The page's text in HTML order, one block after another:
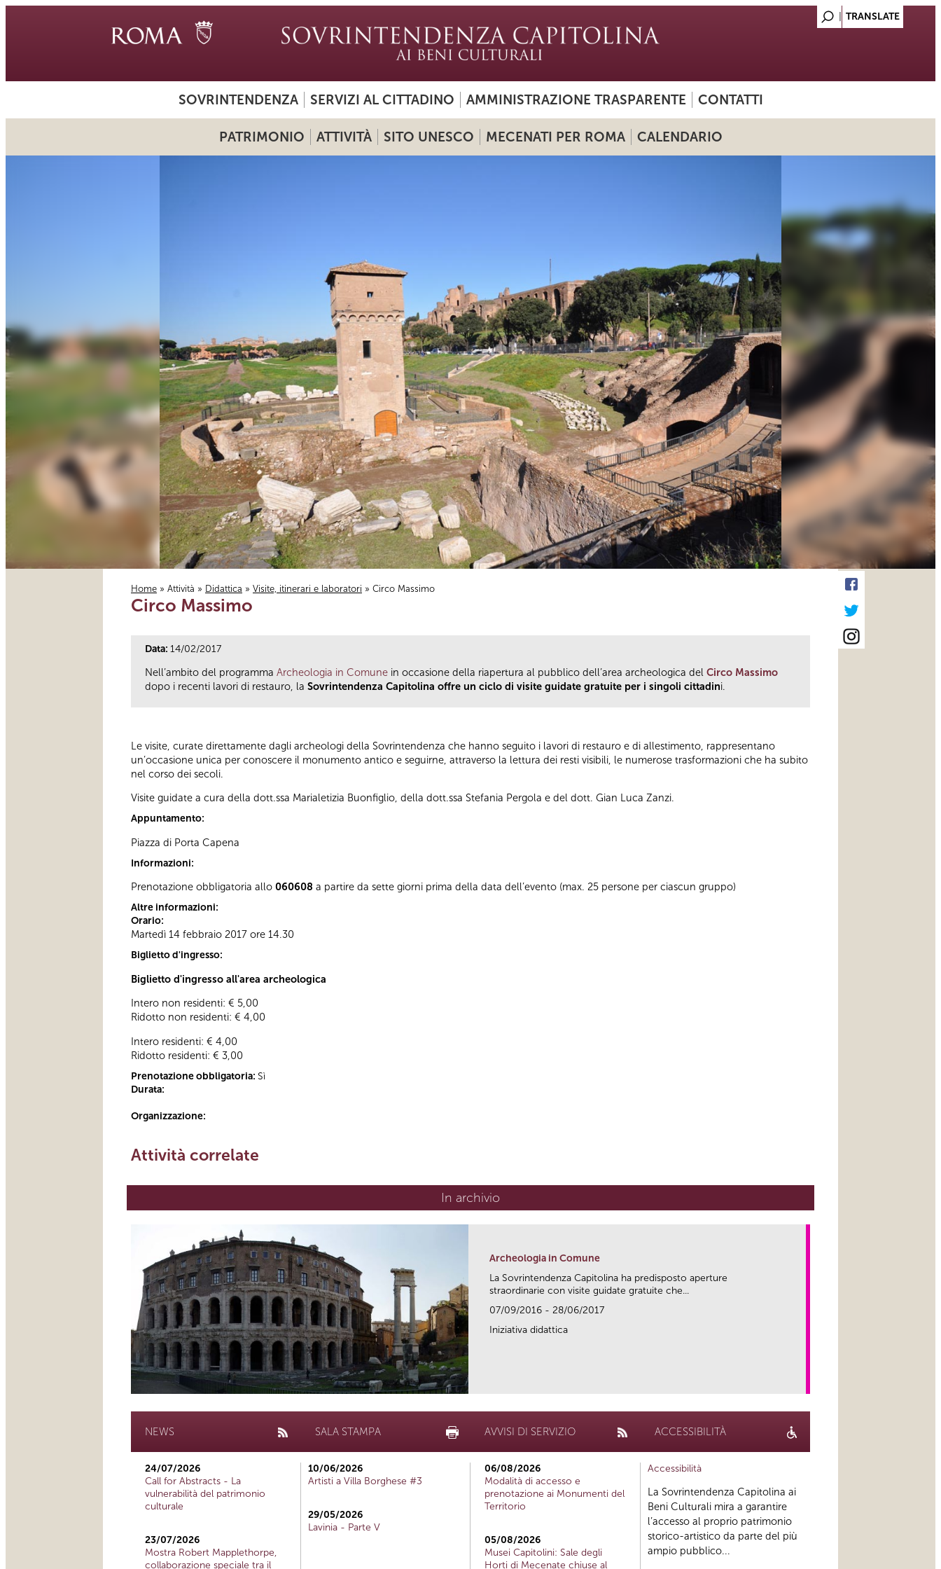
SOVRINTENDENZA SERVIZI AL CITTADINO AMMINISTRAZIONE TRASPARENTE CONTATTI
PATRIMONIO ATTIVITÀ SITO UNESCO MECENATI PER ROMA CALENDARIO
Tu sei qui
Home » Attività » Didattica » Visite, itinerari e laboratori » Circo Massimo
Circo Massimo
Data: 14/02/2017
Nell’ambito del programma Archeologia in Comune in occasione della riapertura al pubblico dell’area archeologica del Circo Massimo
dopo i recenti lavori di restauro, la Sovrintendenza Capitolina offre un ciclo di visite guidate gratuite per i singoli cittadini.
Le visite, curate direttamente dagli archeologi della Sovrintendenza che hanno seguito i lavori di restauro e di allestimento, rappresentano
un’occasione unica per conoscere il monumento antico e seguirne, attraverso la lettura dei resti visibili, le numerose trasformazioni che ha subito
nel corso dei secoli.
Visite guidate a cura della dott.ssa Marialetizia Buonfiglio, della dott.ssa Stefania Pergola e del dott. Gian Luca Zanzi.
Appuntamento:
Piazza di Porta Capena
Informazioni:
Prenotazione obbligatoria allo 060608 a partire da sette giorni prima della data dell’evento (max. 25 persone per ciascun gruppo)
Altre informazioni:
Orario:
Martedì 14 febbraio 2017 ore 14.30
Biglietto d'ingresso:
Biglietto d'ingresso all'area archeologica
Intero non residenti: € 5,00
Ridotto non residenti: € 4,00
Intero residenti: € 4,00
Ridotto residenti: € 3,00
Prenotazione obbligatoria: Sì
Durata:
Organizzazione:
Attività correlate
In archivio
Archeologia in Comune
La Sovrintendenza Capitolina ha predisposto aperture
straordinarie con visite guidate gratuite che...
07/09/2016 - 28/06/2017
Iniziativa didattica
NEWS
24/07/2026
Call for Abstracts - La
vulnerabilità del patrimonio
culturale
23/07/2026
Mostra Robert Mapplethorpe,
collaborazione speciale tra il
SALA STAMPA
10/06/2026
Artisti a Villa Borghese #3
29/05/2026
Lavinia - Parte V
AVVISI DI SERVIZIO
06/08/2026
Modalità di accesso e
prenotazione ai Monumenti del
Territorio
05/08/2026
Musei Capitolini: Sale degli
Horti di Mecenate chiuse al
ACCESSIBILITÀ
Accessibilità
La Sovrintendenza Capitolina ai
Beni Culturali mira a garantire
l’accesso al proprio patrimonio
storico-artistico da parte del più
ampio pubblico...